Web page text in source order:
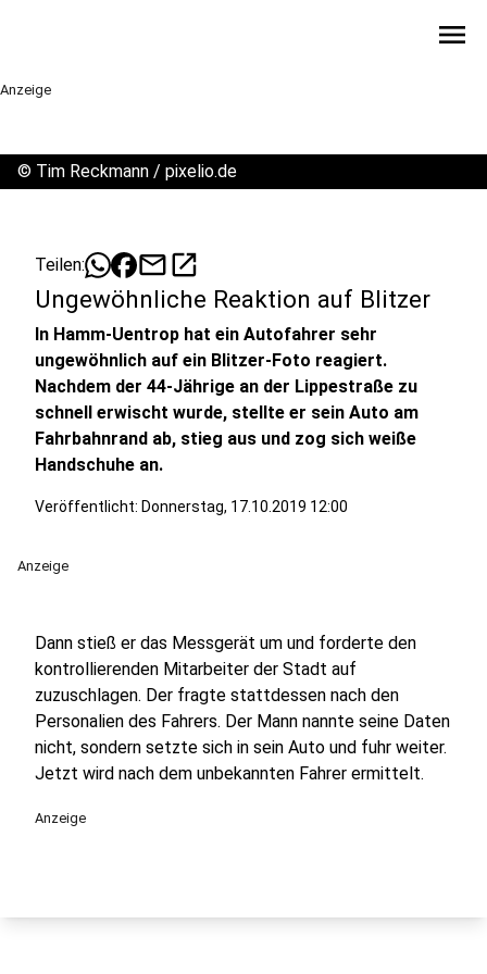
menu
Anzeige
© Tim Reckmann / pixelio.de
Teilen: mailopen_in_new
Ungewöhnliche Reaktion auf Blitzer
In Hamm-Uentrop hat ein Autofahrer sehr
ungewöhnlich auf ein Blitzer-Foto reagiert.
Nachdem der 44-Jährige an der Lippestraße zu
schnell erwischt wurde, stellte er sein Auto am
Fahrbahnrand ab, stieg aus und zog sich weiße
Handschuhe an.
Veröffentlicht: Donnerstag, 17.10.2019 12:00
Anzeige
Dann stieß er das Messgerät um und forderte den
kontrollierenden Mitarbeiter der Stadt auf
zuzuschlagen. Der fragte stattdessen nach den
Personalien des Fahrers. Der Mann nannte seine Daten
nicht, sondern setzte sich in sein Auto und fuhr weiter.
Jetzt wird nach dem unbekannten Fahrer ermittelt.
Anzeige